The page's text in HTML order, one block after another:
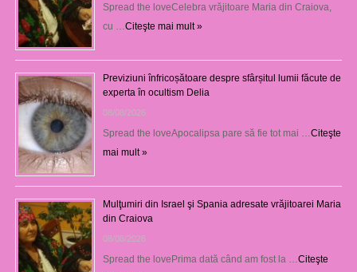
Spread the loveCelebra vrăjitoare Maria din Craiova,
cu …Citeşte mai mult »
Previziuni înfricoșătoare despre sfârșitul lumii făcute de
experta în ocultism Delia
08/08/2026
Spread the loveApocalipsa pare să fie tot mai …Citeşte
mai mult »
Mulţumiri din Israel şi Spania adresate vrăjitoarei Maria
din Craiova
08/08/2026
Spread the lovePrima dată când am fost la …Citeşte